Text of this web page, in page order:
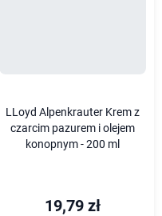
LLoyd Alpenkrauter Krem z
czarcim pazurem i olejem
konopnym - 200 ml
19,79 zł